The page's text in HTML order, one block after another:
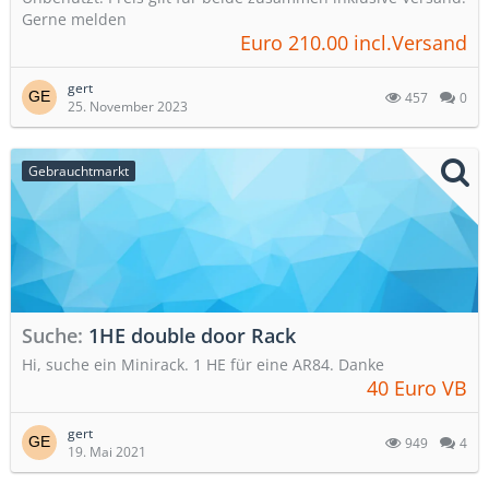
Gerne melden
Euro 210.00 incl.Versand
gert
25. November 2023
457 0
Gebrauchtmarkt
Suche 1HE double door Rack
Hi, suche ein Minirack. 1 HE für eine AR84. Danke
40 Euro VB
gert
19. Mai 2021
949 4